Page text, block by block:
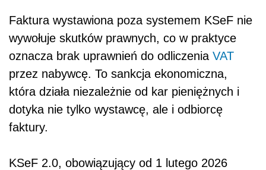
Faktura wystawiona poza systemem KSeF nie
wywołuje skutków prawnych, co w praktyce
oznacza brak uprawnień do odliczenia VAT
przez nabywcę. To sankcja ekonomiczna,
która działa niezależnie od kar pieniężnych i
dotyka nie tylko wystawcę, ale i odbiorcę
faktury.
KSeF 2.0, obowiązujący od 1 lutego 2026